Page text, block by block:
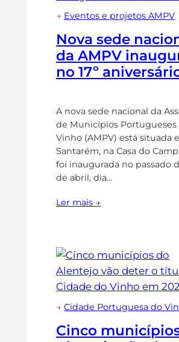
→ Eventos e projetos AMPV
Nova sede
da AMPV
no 17º
A nova sede nacional da
de Municípios Portugueses
Vinho (AMPV) está situada
Santarém, na Casa do
foi inaugurada no passado
de abril, dia…
Ler mais →
→Cidade Portuguesa do
Cinco